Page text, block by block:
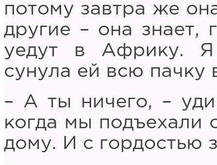
потому завтра же
другие – она знает,
уедут в Африку. Я
сунула ей всю пачку
– А ты ничего, –
когда мы
дому. И с гордостью